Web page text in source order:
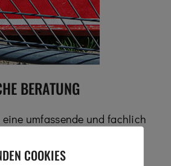
BERATUNG
umfassende und fachlich
COOKIES